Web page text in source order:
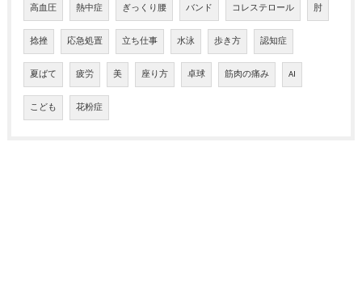
高血圧 熱中症 ぎっくり腰 バンド コレステロール 肘
捻挫 応急処置 立ち仕事 水泳 歩き方 認知症
夏ばて 疲労 美 座り方 卓球 筋肉の痛み AI
こども 花粉症